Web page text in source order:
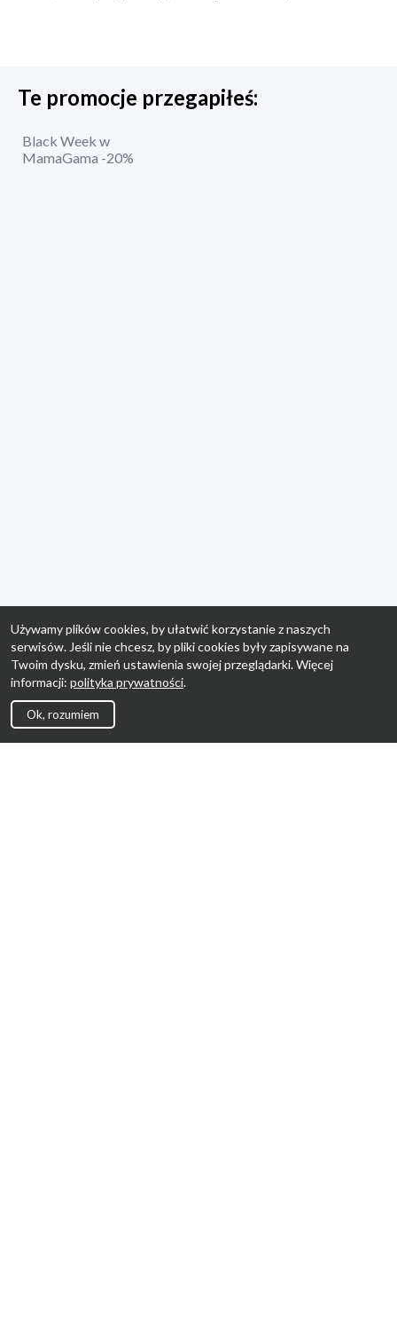
Te promocje przegapiłeś:
Black Week w
MamaGama -20%
Używamy plików cookies, by ułatwić korzystanie z naszych
serwisów. Jeśli nie chcesz, by pliki cookies były zapisywane na
Twoim dysku, zmień ustawienia swojej przeglądarki. Więcej
informacji: polityka prywatności.
Ok, rozumiem